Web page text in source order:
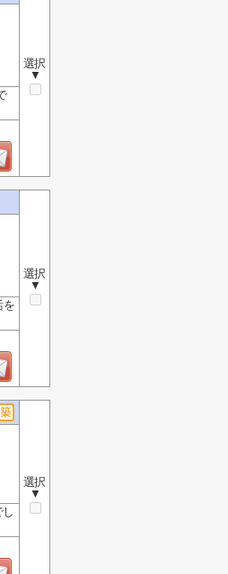
選択
▼
選択
▼
を
選択
▼